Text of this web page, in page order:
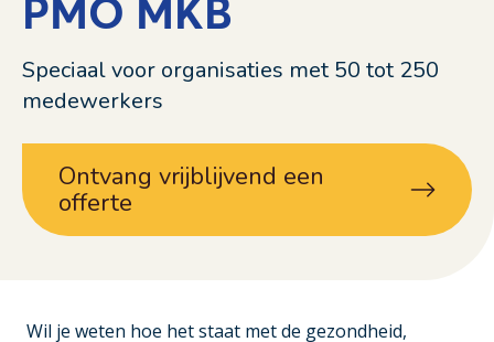
PMO MKB
Ontvang vrijblijvend een
offerte
Speciaal voor organisaties met 50 tot 250
medewerkers
Wil je weten hoe het staat met de gezondheid,